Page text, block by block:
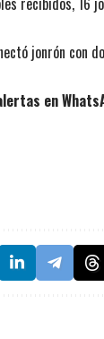
jonrón con
en